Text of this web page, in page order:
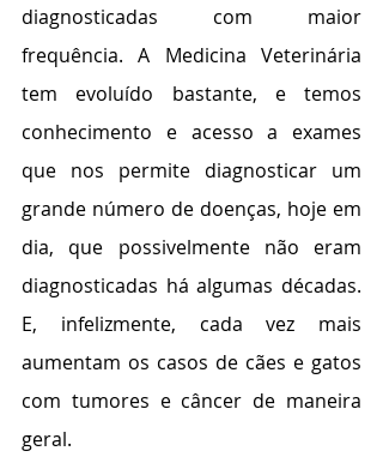
diagnosticadas com maior
frequência. A Medicina Veterinária
tem evoluído bastante, e temos
conhecimento e acesso a exames
que nos permite diagnosticar um
grande número de doenças, hoje em
dia, que possivelmente não eram
diagnosticadas há algumas décadas.
E, infelizmente, cada vez mais
aumentam os casos de cães e gatos
com tumores e câncer de maneira
geral.